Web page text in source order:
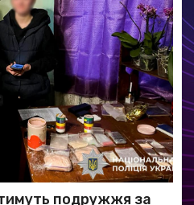
подружжя за